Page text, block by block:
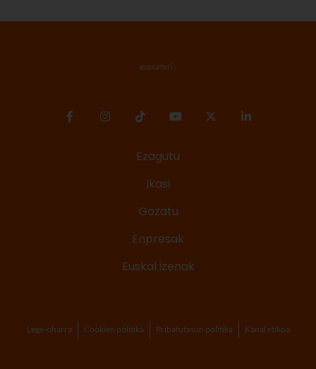
Ezagutu
Ikasi
Gozatu
Enpresak
Euskal izenak
Lege-oharra Cookien politika Pribatutasun politika Kanal etikoa